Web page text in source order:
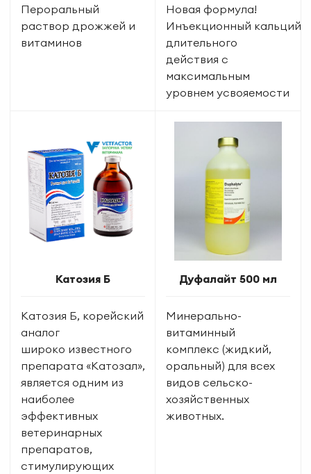
Пероральный
раствор дрожжей и
витаминов
Новая формула!
Инъекционный кальций
длительного
действия с
максимальным
уровнем усвояемости
Катозия Б
Катозия Б, корейский
аналог
широко известного
препарата «Катозал»,
является одним из
наиболее
эффективных
ветеринарных
препаратов,
стимулирующих
Дуфалайт 500 мл
Минерально-
витаминный
комплекс (жидкий,
оральный) для всех
видов сельско-
хозяйственных
животных.